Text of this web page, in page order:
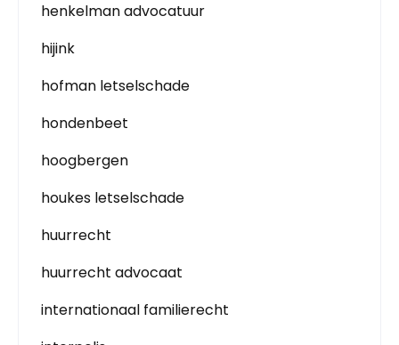
henkelman advocatuur
hijink
hofman letselschade
hondenbeet
hoogbergen
houkes letselschade
huurrecht
huurrecht advocaat
internationaal familierecht